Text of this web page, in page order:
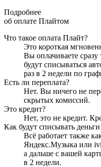
Подробнее
об оплате Плайтом
Что такое оплата Плайт?
Это короткая
Вы оплачиваете сразу
будут списываться
раз в 2 недели по
Есть ли переплата?
Нет. Вы ничего не
скрытых комиссий.
Это кредит?
Нет, это не кредит.
Как будут списывать
Всё работает также
Яндекс.Музыка или
а дальше с вашей
в 2 недели.